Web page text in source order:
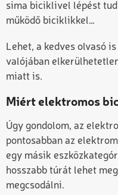
sima biciklivel lépést
működő biciklikkel…
Lehet, a kedves olvasó
valójában
miatt is.
Miért elektromos
Úgy gondolom, az
pontosabban az
egy másik
hosszabb túrát lehet
megcsodálni.